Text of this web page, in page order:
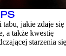
jakie zdaje się
a także kwestię
starzenia